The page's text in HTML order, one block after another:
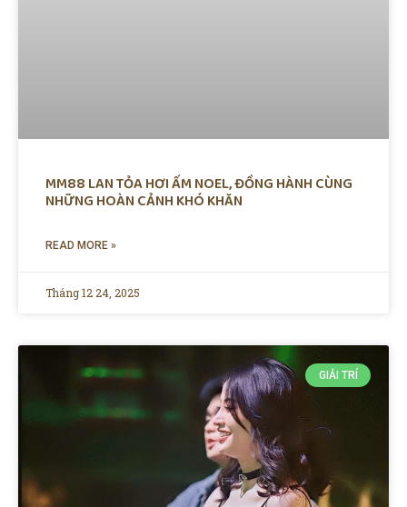
MM88 LAN TỎA HƠI ẤM NOEL, ĐỒNG HÀNH CÙNG
NHỮNG HOÀN CẢNH KHÓ KHĂN
READ MORE »
Tháng 12 24, 2025
GIẢI TRÍ